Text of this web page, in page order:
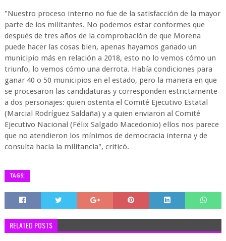
"Nuestro proceso interno no fue de la satisfacción de la mayor
parte de los militantes. No podemos estar conformes que
después de tres años de la comprobación de que Morena
puede hacer las cosas bien, apenas hayamos ganado un
municipio más en relación a 2018, esto no lo vemos cómo un
triunfo, lo vemos cómo una derrota. Había condiciones para
ganar 40 o 50 municipios en el estado, pero la manera en que
se procesaron las candidaturas y corresponden estrictamente
a dos personajes: quien ostenta el Comité Ejecutivo Estatal
(Marcial Rodríguez Saldaña) y a quien enviaron al Comité
Ejecutivo Nacional (Félix Salgado Macedonio) ellos nos parece
que no atendieron los mínimos de democracia interna y de
consulta hacia la militancia", criticó.
TAGS:
RELATED POSTS